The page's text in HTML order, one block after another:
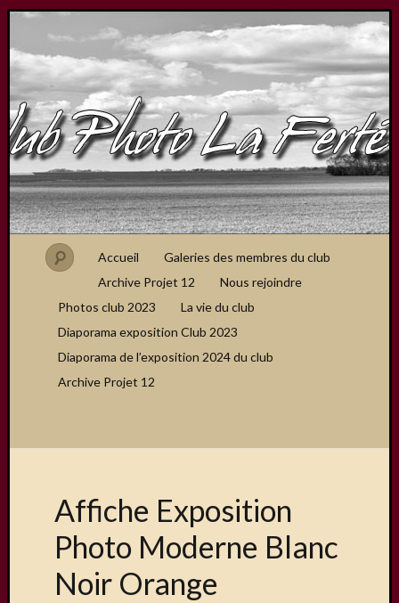
Accueil
Galeries des membres du club
Archive Projet 12
Nous rejoindre
Photos club 2023
La vie du club
Diaporama exposition Club 2023
Diaporama de l’exposition 2024 du club
Archive Projet 12
Affiche Exposition
Photo Moderne Blanc
Noir Orange